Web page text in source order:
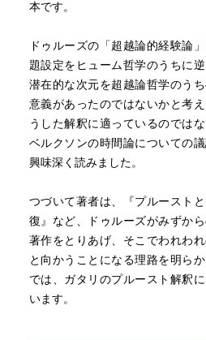
本です。
ドゥルーズの「超越論的経験論
題設定をヒューム哲学のうちに
潜在的な次元を超越論哲学のう
意義があったのではないかと考
うした解釈に適っているのでは
ベルクソンの時間論についての
興味深く読みました。
つづいて著者は、『プルースト
復』など、ドゥルーズがみずか
著作をとりあげ、そこでわれわ
と向かうことになる理路を明ら
では、ガタリのプルースト解釈
います。